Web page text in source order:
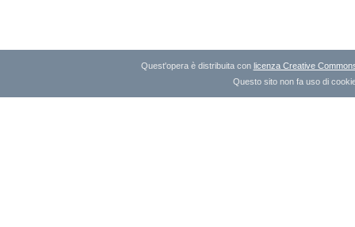
Quest'opera è distribuita con licenza Creative
Questo sito non fa uso di